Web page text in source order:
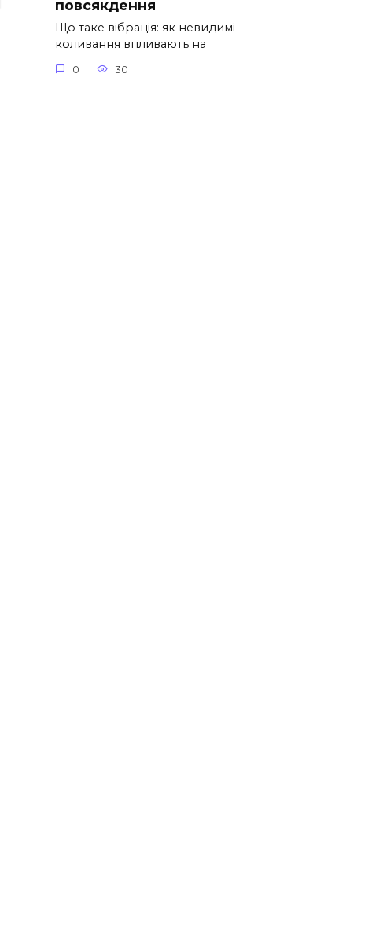
повсякдення
Що таке вібрація: як невидимі
коливання впливають на
0 30